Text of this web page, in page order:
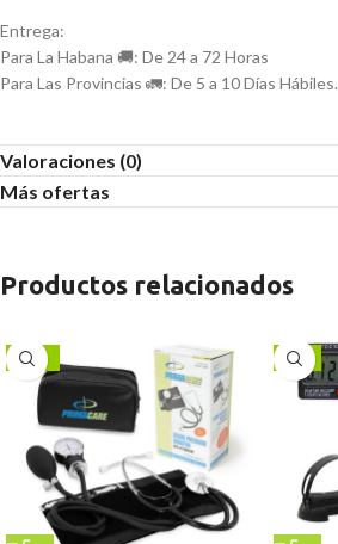
Entrega:
Para La Habana 🚚: De 24 a 72 Horas
Para Las Provincias 🚛: De 5 a 10 Días Hábiles.
Valoraciones (0)
Más ofertas
Productos relacionados
-22% -9%